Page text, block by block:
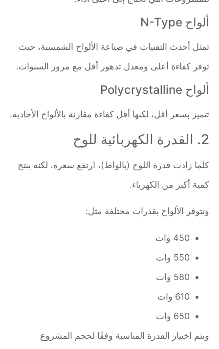
ألواح N-Type
تمثل أحدث التقنيات في صناعة الألواح الشمسية، حيث
توفر كفاءة أعلى ومعدل تدهور أقل مع مرور السنوات.
ألواح Polycrystalline
تتميز بسعر أقل، لكنها أقل كفاءة مقارنة بالألواح الأحادية.
كلما زادت قدرة اللوح (بالواط)، ارتفع سعره، لكنه ينتج
كمية أكبر من الكهرباء.
وتتوفر الألواح بقدرات مختلفة مثل:
450 وات
550 وات
580 وات
610 وات
650 وات
ويتم اختيار القدرة المناسبة وفقًا لحجم المشروع